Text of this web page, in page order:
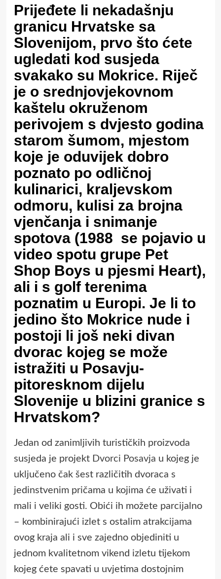
Prijeđete li nekadašnju
granicu Hrvatske sa
Slovenijom, prvo što ćete
ugledati kod susjeda
svakako su Mokrice. Riječ
je o srednjovjekovnom
kaštelu okruženom
perivojem s dvjesto godina
starom šumom, mjestom
koje je oduvijek dobro
poznato po odličnoj
kulinarici, kraljevskom
odmoru, kulisi za brojna
vjenčanja i snimanje
spotova (1988 se pojavio u
video spotu grupe Pet
Shop Boys u pjesmi Heart),
ali i s golf terenima
poznatim u Europi. Je li to
jedino što Mokrice nude i
postoji li još neki divan
dvorac kojeg se može
istražiti u Posavju-
pitoresknom dijelu
Slovenije u blizini granice s
Hrvatskom?
Jedan od zanimljivih turističkih proizvoda
susjeda je projekt Dvorci Posavja u kojeg je
uključeno čak šest različitih dvoraca s
jedinstvenim pričama u kojima će uživati i
mali i veliki gosti. Obići ih možete parcijalno
– kombinirajući izlet s ostalim atrakcijama
ovog kraja ali i sve zajedno objediniti u
jednom kvalitetnom vikend izletu tijekom
kojeg ćete spavati u uvjetima dostojnim